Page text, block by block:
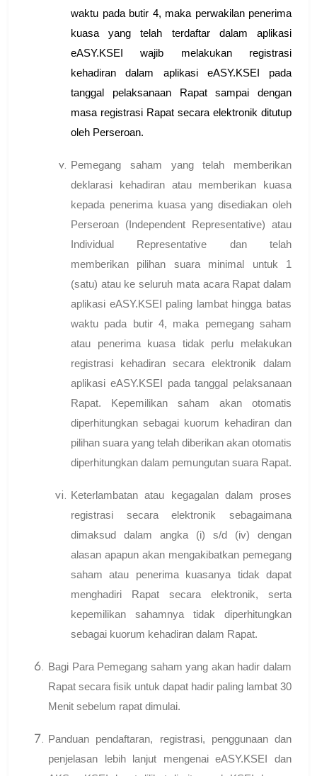
waktu pada butir 4, maka perwakilan penerima
kuasa yang telah terdaftar dalam aplikasi
eASY.KSEI wajib melakukan registrasi
kehadiran dalam aplikasi eASY.KSEI pada
tanggal pelaksanaan Rapat sampai dengan
masa registrasi Rapat secara elektronik ditutup
oleh Perseroan.
Pemegang saham yang telah memberikan
deklarasi kehadiran atau memberikan kuasa
kepada penerima kuasa yang disediakan oleh
Perseroan ( Independent Representative) atau
Individual Representative dan telah
memberikan pilihan suara minimal untuk 1
(satu) atau ke seluruh mata acara Rapat dalam
aplikasi eASY.KSEI paling lambat hingga batas
waktu pada butir 4, maka pemegang saham
atau penerima kuasa tidak perlu melakukan
registrasi kehadiran secara elektronik dalam
aplikasi eASY.KSEI pada tanggal pelaksanaan
Rapat. Kepemilikan saham akan otomatis
diperhitungkan sebagai kuorum kehadiran dan
pilihan suara yang telah diberikan akan otomatis
diperhitungkan dalam pemungutan suara Rapat.
Keterlambatan atau kegagalan dalam proses
registrasi secara elektronik sebagaimana
dimaksud dalam angka (i) s/d (iv) dengan
alasan apapun akan mengakibatkan pemegang
saham atau penerima kuasanya tidak dapat
menghadiri Rapat secara elektronik, serta
kepemilikan sahamnya tidak diperhitungkan
sebagai kuorum kehadiran dalam Rapat.
Bagi Para Pemegang saham yang akan hadir dalam
Rapat secara fisik untuk dapat hadir paling lambat 30
Menit sebelum rapat dimulai.
Panduan pendaftaran, registrasi, penggunaan dan
penjelasan lebih lanjut mengenai eASY.KSEI dan